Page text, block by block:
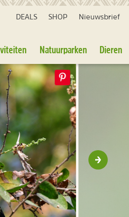
DEALS SHOP Nieuwsbrief
Natuurparken Dieren
Volgende